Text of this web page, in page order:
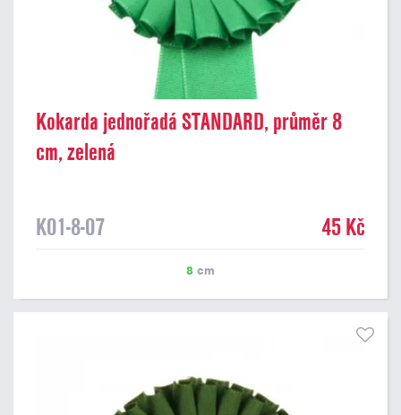
Kokarda jednořadá STANDARD, průměr 8
cm, zelená
K01-8-07 45 Kč
8 cm